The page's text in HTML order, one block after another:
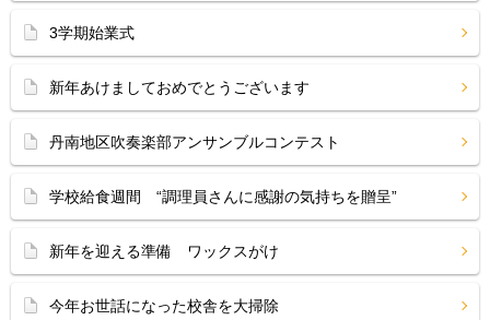
3学期始業式
新年あけましておめでとうございます
丹南地区吹奏楽部アンサンブルコンテスト
学校給食週間 “調理員さんに感謝の気持ちを贈呈”
新年を迎える準備 ワックスがけ
今年お世話になった校舎を大掃除